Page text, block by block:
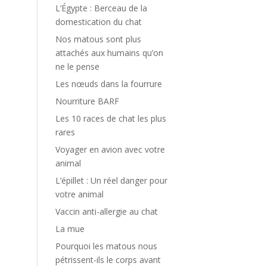
L’Égypte : Berceau de la
domestication du chat
Nos matous sont plus
attachés aux humains qu’on
ne le pense
Les nœuds dans la fourrure
Nourriture BARF
Les 10 races de chat les plus
rares
Voyager en avion avec votre
animal
L’épillet : Un réel danger pour
votre animal
Vaccin anti-allergie au chat
La mue
Pourquoi les matous nous
pétrissent-ils le corps avant